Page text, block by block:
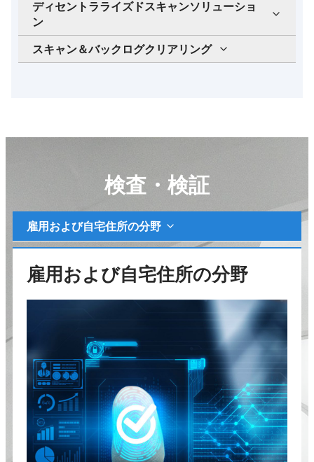
ディセントラライズドスキャンソリューショ
ン
スキャン＆バックログクリアリング
検査・検証
雇用および自宅住所の分野
雇用および自宅住所の分野